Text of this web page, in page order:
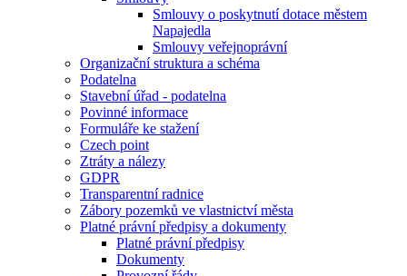
Smlouvy o poskytnutí dotace městem
Napajedla
Smlouvy veřejnoprávní
Organizační struktura a schéma
Podatelna
Stavební úřad - podatelna
Povinné informace
Formuláře ke stažení
Czech point
Ztráty a nálezy
GDPR
Transparentní radnice
Zábory pozemků ve vlastnictví města
Platné právní předpisy a dokumenty
Platné právní předpisy
Dokumenty